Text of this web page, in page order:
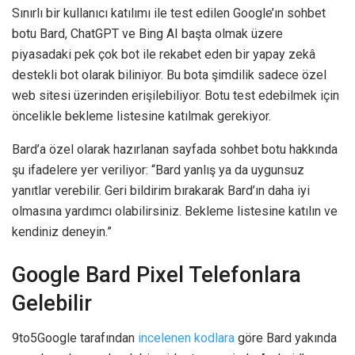
Sınırlı bir kullanıcı katılımı ile test edilen Google’ın sohbet
botu Bard, ChatGPT ve Bing AI başta olmak üzere
piyasadaki pek çok bot ile rekabet eden bir yapay zekâ
destekli bot olarak biliniyor. Bu bota şimdilik sadece özel
web sitesi üzerinden erişilebiliyor. Botu test edebilmek için
öncelikle bekleme listesine katılmak gerekiyor.
Bard’a özel olarak hazırlanan sayfada sohbet botu hakkında
şu ifadelere yer veriliyor: “Bard yanlış ya da uygunsuz
yanıtlar verebilir. Geri bildirim bırakarak Bard’ın daha iyi
olmasına yardımcı olabilirsiniz. Bekleme listesine katılın ve
kendiniz deneyin.”
Google Bard Pixel Telefonlara
Gelebilir
9to5Google tarafından incelenen kodlara göre Bard yakında